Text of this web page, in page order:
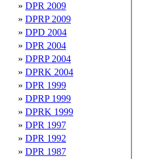
» DPR 2009
» DPRP 2009
» DPD 2004
» DPR 2004
» DPRP 2004
» DPRK 2004
» DPR 1999
» DPRP 1999
» DPRK 1999
» DPR 1997
» DPR 1992
» DPR 1987